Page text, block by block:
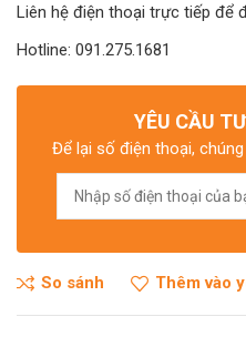
Liên hệ điện thoại trực tiếp để
Hotline: 091.275.1681
YÊU CẦU
Để lại số điện thoại,
So sánh Thêm vào